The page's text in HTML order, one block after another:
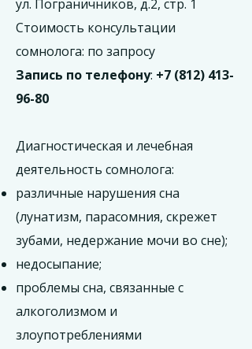
ул. Пограничников, д.2, стр. 1
Стоимость консультации
сомнолога: по запросу
Запись по телефону: +7 (812) 413-
96-80
Диагностическая и лечебная
деятельность сомнолога:
различные нарушения сна
(лунатизм, парасомния, скрежет
зубами, недержание мочи во сне);
недосыпание;
проблемы сна, связанные с
алкоголизмом и
злоупотреблениями